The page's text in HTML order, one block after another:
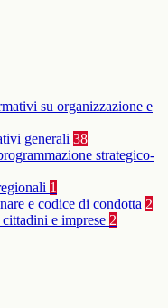
su organizzazione e
generali 38
strategico-
1
e codice di condotta 2
e imprese 2